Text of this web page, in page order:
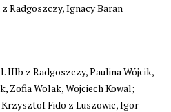
Radgoszczy, Ignacy Baran
IIIb z Radgoszczy, Paulina Wójcik,
Zofia Wolak, Wojciech Kowal;
Fido z Luszowic, Igor